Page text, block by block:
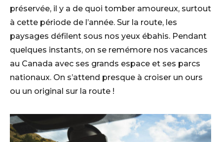
préservée, il y a de quoi tomber amoureux, surtout
à cette période de l’année. Sur la route, les
paysages défilent sous nos yeux ébahis. Pendant
quelques instants, on se remémore nos vacances
au Canada avec ses grands espace et ses parcs
nationaux. On s’attend presque à croiser un ours
ou un original sur la route !